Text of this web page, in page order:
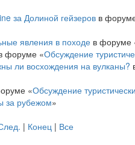
за Долиной гейзеров в
явления в походе в форуме
форуме «Обсуждение
ли восхождения на вулканы?
«Обсуждение
за рубежом»
| Конец | Все